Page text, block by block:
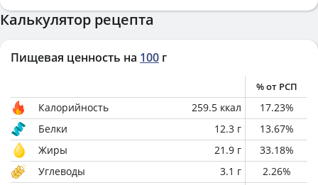
Калькулятор рецепта
Пищевая ценность на 100 г
% от РСП
Калорийность 259.5 ккал 17.23%
Белки
12.3 г 13.67%
Жиры
21.9 г 33.18%
Углеводы
3.1 г 2.26%